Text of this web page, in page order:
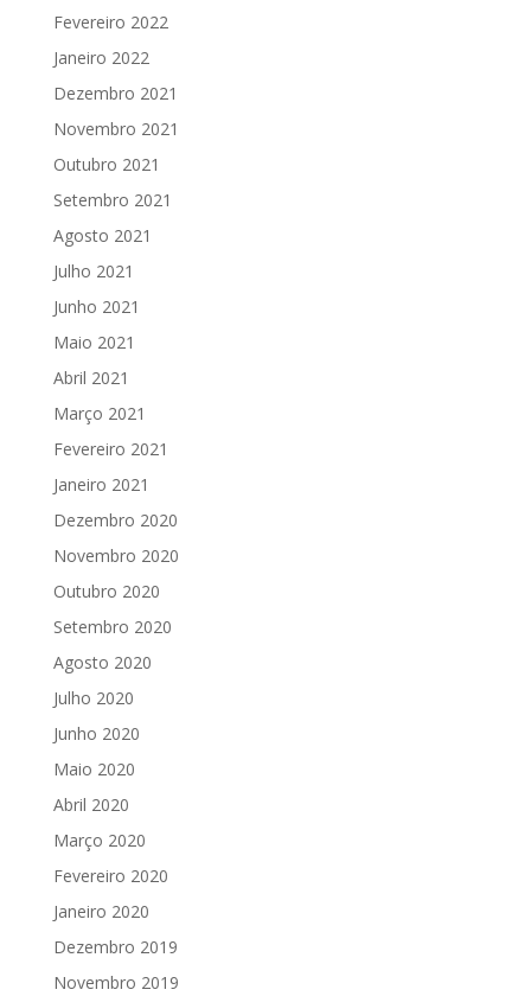
Fevereiro 2022
Janeiro 2022
Dezembro 2021
Novembro 2021
Outubro 2021
Setembro 2021
Agosto 2021
Julho 2021
Junho 2021
Maio 2021
Abril 2021
Março 2021
Fevereiro 2021
Janeiro 2021
Dezembro 2020
Novembro 2020
Outubro 2020
Setembro 2020
Agosto 2020
Julho 2020
Junho 2020
Maio 2020
Abril 2020
Março 2020
Fevereiro 2020
Janeiro 2020
Dezembro 2019
Novembro 2019